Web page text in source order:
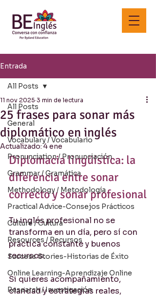
Entrada
All Posts
General
Vocabulary / Vocabulario
Pronunciation / Pronunciación
Grammar / Gramática
Methodology / Metodología
Practical Advice-Consejos Prácticos
Culture / Cultura
Resources / Recursos
Success Stories-Historias de Éxito
Online Learning-Aprendizaje Online
Research / Investigación
All Posts
25 frases para sonar más
diplomático en inglés
11 nov 2025 3 min de lectura
Actualizado:4 ene
Diplomacia lingüística: la
diferencia entre sonar
correcto y sonar profesional
Tu inglés profesional no se
transforma en un día, pero sí con
práctica constante y buenos
recursos.
Si quieres acompañamiento,
claridad y estrategias reales,